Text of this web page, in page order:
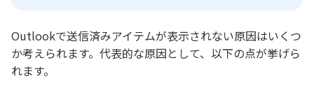
Outlookで送信済みアイテムが表示されない原因はいくつ
か考えられます。代表的な原因として、以下の点が挙げら
れます。